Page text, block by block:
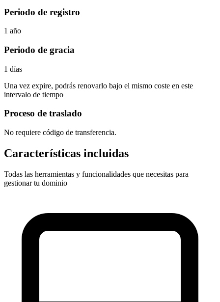
Periodo de registro
1 año
Periodo de gracia
1 días
Una vez expire, podrás renovarlo bajo el mismo coste en este
intervalo de tiempo
Proceso de traslado
No requiere código de transferencia.
Características incluidas
Todas las herramientas y funcionalidades que necesitas para
gestionar tu dominio